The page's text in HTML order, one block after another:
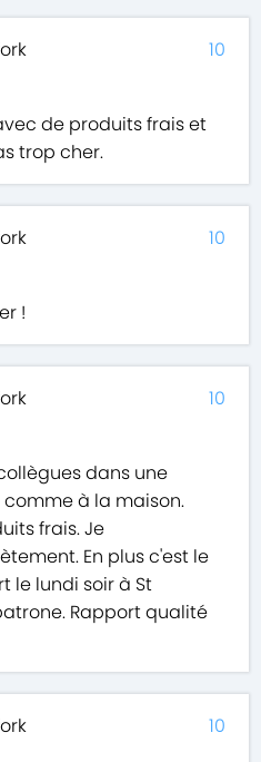
de produits frais et
trop cher.
10
!
10
dans une
à la maison.
frais. Je
En plus c'est le
le lundi soir à St
Rapport qualité
10
10